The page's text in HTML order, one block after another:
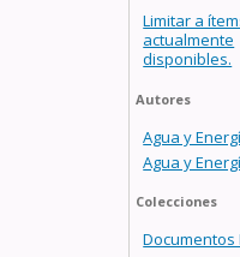
Limitar a
actualmente
disponibles.
Autores
Agua y
Agua y
Colecciones
Documentos